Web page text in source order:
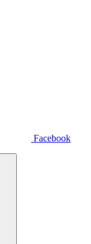
Facebook